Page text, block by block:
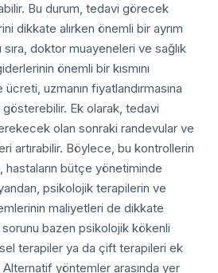
Bu durum, tedavi görecek
dikkate alırken önemli bir ayrım
sıra, doktor muayeneleri ve sağlık
önemli bir kısmını
uzmanın fiyatlandırmasına
gösterebilir. Ek olarak, tedavi
olan sonraki randevular ve
artırabilir. Böylece, bu kontrollerin
hastaların bütçe yönetiminde
psikolojik terapilerin ve
maliyetleri de dikkate
sorunu bazen psikolojik kökenli
terapiler ya da çift terapileri ek
yöntemler arasında yer